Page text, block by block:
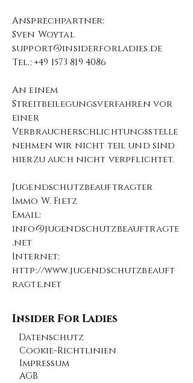
Ansprechpartner:
Sven Woytal
support@insiderforladies.de
Tel.: +49 1573 819 4086
An einem
Streitbeilegungsverfahren vor
einer
Verbraucherschlichtungsstelle
nehmen wir nicht teil und sind
hierzu auch nicht verpflichtet.
Jugendschutzbeauftragter
Immo W. Fietz
Email:
info@jugendschutzbeauftragte
.net
Internet:
http://www.jugendschutzbeauft
ragte.net
Insider For Ladies
Datenschutz
Cookie-Richtlinien
Impressum
AGB